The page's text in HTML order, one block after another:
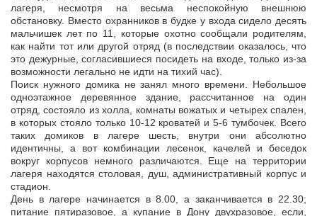
лагеря, несмотря на весьма неспокойную внешнюю
обстановку. Вместо охранников в будке у входа сидело десять
мальчишек лет по 11, которые охотно сообщали родителям,
как найти тот или другой отряд (в последствии оказалось, что
это дежурные, согласившиеся посидеть на входе, только из-за
возможности легально не идти на тихий час).
Поиск нужного домика не занял много времени. Небольшое
одноэтажное деревянное здание, рассчитанное на один
отряд, состояло из холла, комнаты вожатых и четырех спален,
в которых стояло только 10-12 кроватей и 5-6 тумбочек. Всего
таких домиков в лагере шесть, внутри они абсолютно
идентичны, а вот комбинации лесенок, качелей и беседок
вокруг корпусов немного различаются. Еще на территории
лагеря находятся столовая, душ, административный корпус и
стадион.
День в лагере начинается в 8.00, а заканчивается в 22.30;
питание пятиразовое, а купание в Дону двухразовое, если,